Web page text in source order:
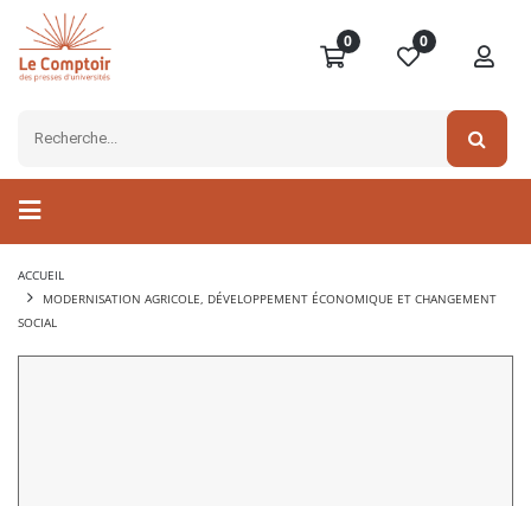
0 0
ACCUEIL
MODERNISATION AGRICOLE, DÉVELOPPEMENT ÉCONOMIQUE ET CHANGEMENT
SOCIAL